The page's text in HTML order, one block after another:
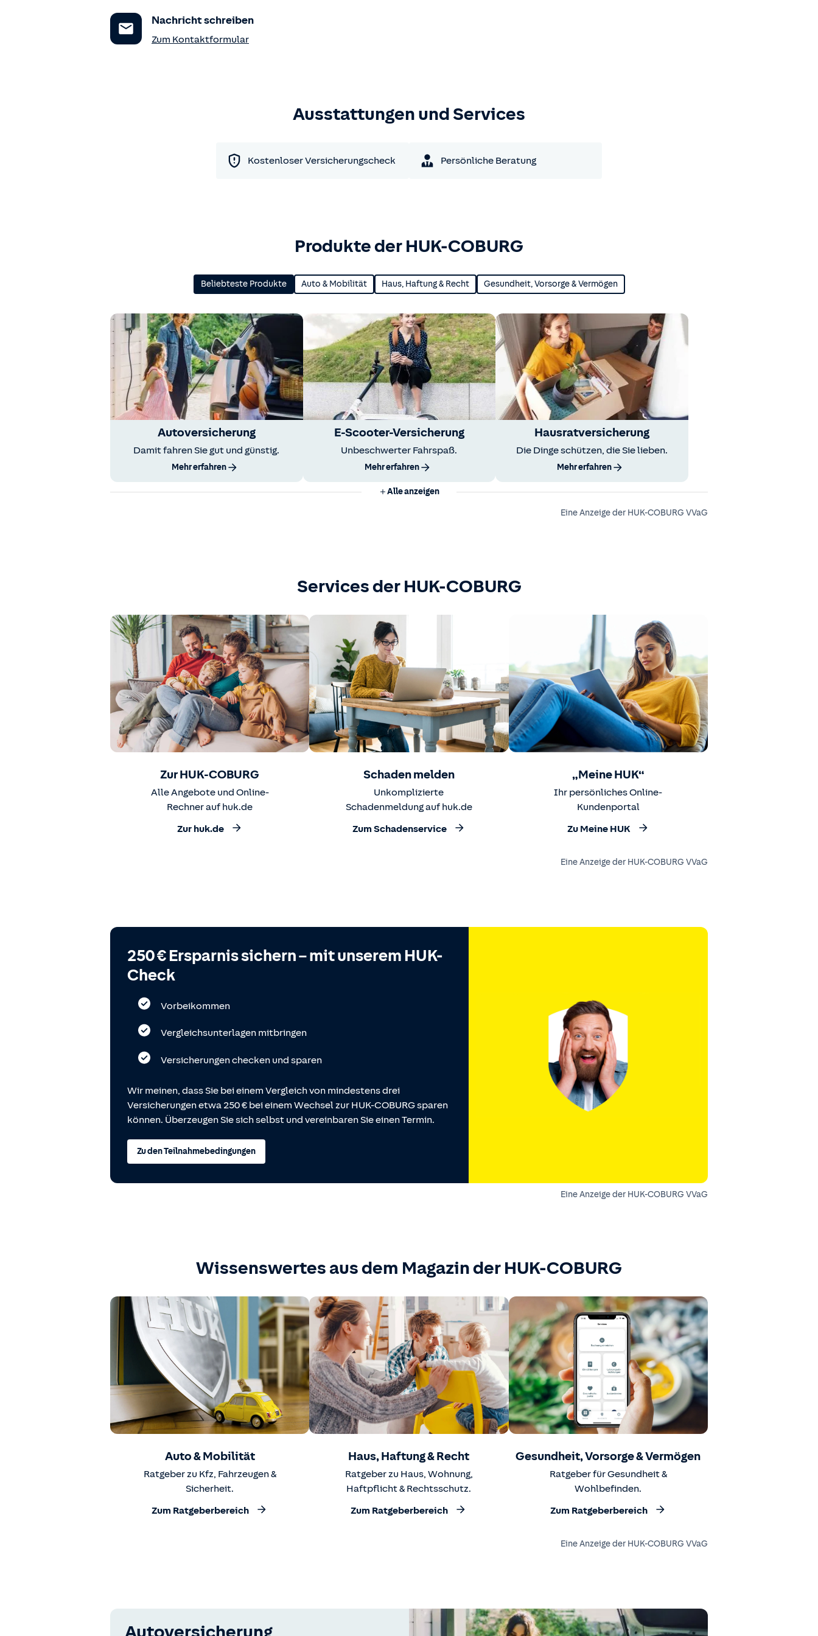
Nachricht schreiben
Zum Kontaktformular
Ausstattungen und Services
Kostenloser Versicherungscheck Persönliche Beratung
Produkte der HUK-COBURG
Beliebteste Produkte Auto & Mobilität Haus, Haftung & Recht Gesundheit, Vorsorge & Vermögen
Autoversicherung
Damit fahren Sie gut und günstig.
Mehr erfahren
E-Scooter-Versicherung
Unbeschwerter Fahrspaß.
Mehr erfahren
Hausratversicherung
Die Dinge schützen, die Sie lieben.
Mehr erfahren
Alle anzeigen
Eine Anzeige der HUK-COBURG VVaG
Services der HUK-COBURG
Zur HUK-COBURG
Alle Angebote und Online-
Rechner auf huk.de
Zur huk.de
Schaden melden
Unkomplizierte
Schadenmeldung auf huk.de
Zum Schadenservice
„Meine HUK“
Ihr persönliches Online-
Kundenportal
Zu Meine HUK
Eine Anzeige der HUK-COBURG VVaG
250 € Ersparnis sichern – mit unserem HUK-
Check
Vorbeikommen
Vergleichsunterlagen mitbringen
Versicherungen checken und sparen
Wir meinen, dass Sie bei einem Vergleich von mindestens drei
Versicherungen etwa 250 € bei einem Wechsel zur HUK-COBURG sparen
können. Überzeugen Sie sich selbst und vereinbaren Sie einen Termin.
Zu den Teilnahmebedingungen
Eine Anzeige der HUK-COBURG VVaG
Wissenswertes aus dem Magazin der HUK-COBURG
Auto & Mobilität
Ratgeber zu Kfz, Fahrzeugen &
Sicherheit.
Zum Ratgeberbereich
Haus, Haftung & Recht
Ratgeber zu Haus, Wohnung,
Haftpflicht & Rechtsschutz.
Zum Ratgeberbereich
Gesundheit, Vorsorge & Vermögen
Ratgeber für Gesundheit &
Wohlbefinden.
Zum Ratgeberbereich
Eine Anzeige der HUK-COBURG VVaG
Autoversicherung